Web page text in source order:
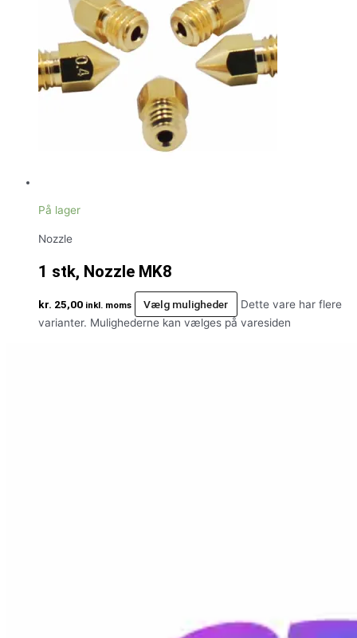
På lager
Nozzle
1 stk, Nozzle MK8
kr. 25,00 inkl. moms Vælg muligheder
Dette vare har flere
varianter. Mulighederne kan vælges på varesiden